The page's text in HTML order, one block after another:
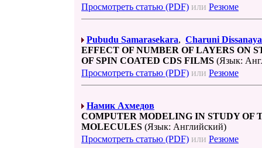
Просмотреть статью (PDF) или Резюме
Pubudu Samarasekara, Charuni
EFFECT OF NUMBER OF LAYERS ON
OF SPIN COATED CDS FILMS (Язык:
Просмотреть статью (PDF) или Резюме
Намик Ахмедов
COMPUTER MODELING IN STUDY OF
MOLECULES (Язык: Английский)
Просмотреть статью (PDF) или Резюме